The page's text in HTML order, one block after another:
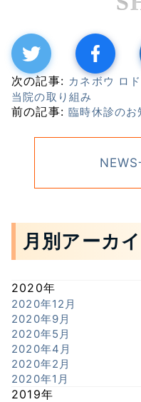
次の記事: カネボウ ロ
当院の取り組み
前の記事:臨時休診のお
月別アーカ
2020年
2020年12月
2020年9月
2020年5月
2020年4月
2020年2月
2020年1月
2019年